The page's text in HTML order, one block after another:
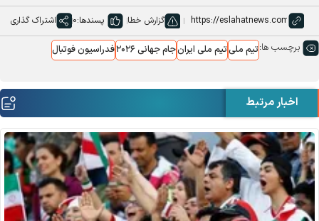
گزارش خطا پسندها:0 اشتراک گذاری
برچسب ها:تیم ملیتیم ملی ایرانجام جهانی ۲۰۲۶ فدراسیون فوتبال
اخبار مرتبط